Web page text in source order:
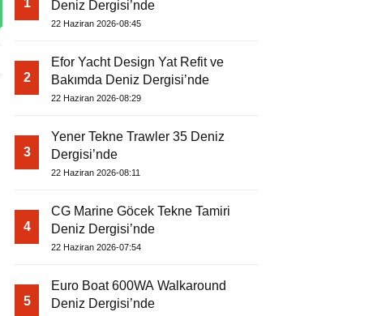
1
Deniz Dergisi’nde
22 Haziran 2026-08:45
2
Efor Yacht Design Yat Refit ve
Bakımda Deniz Dergisi’nde
22 Haziran 2026-08:29
3
Yener Tekne Trawler 35 Deniz
Dergisi’nde
22 Haziran 2026-08:11
4
CG Marine Göcek Tekne Tamiri
Deniz Dergisi’nde
22 Haziran 2026-07:54
5
Euro Boat 600WA Walkaround
Deniz Dergisi’nde